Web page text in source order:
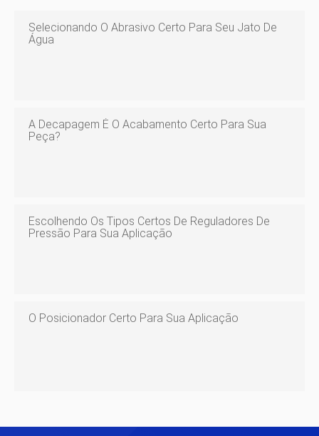
Selecionando O Abrasivo Certo Para Seu Jato De
Água
A Decapagem É O Acabamento Certo Para Sua
Peça?
Escolhendo Os Tipos Certos De Reguladores De
Pressão Para Sua Aplicação
O Posicionador Certo Para Sua Aplicação